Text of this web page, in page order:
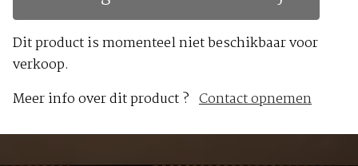
Dit product is momenteel niet beschikbaar voor
verkoop.
Meer info over dit product ? Contact opnemen